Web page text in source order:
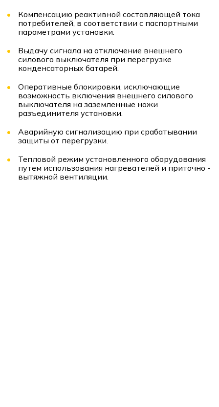
Компенсацию реактивной составляющей тока
потребителей, в соответствии с паспортными
параметрами установки.
Выдачу сигнала на отключение внешнего
силового выключателя при перегрузке
конденсаторных батарей.
Оперативные блокировки, исключающие
возможность включения внешнего силового
выключателя на заземленные ножи
разъединителя установки.
Аварийную сигнализацию при срабатывании
защиты от перегрузки.
Тепловой режим установленного оборудования
путем использования нагревателей и приточно -
вытяжной вентиляции.